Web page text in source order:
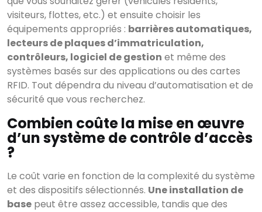
visiteurs, flottes, etc.) et ensuite choisir les
équipements appropriés : barrières automatiques,
lecteurs de plaques d’immatriculation,
contrôleurs, logiciel de gestion et même des
systèmes basés sur des applications ou des cartes
RFID. Tout dépendra du niveau d’automatisation et de
sécurité que vous recherchez.
Combien coûte la mise en œuvre
d’un système de contrôle d’accès
?
Le coût varie en fonction de la complexité du système
et des dispositifs sélectionnés. Une installation de
base peut être assez accessible, tandis que des